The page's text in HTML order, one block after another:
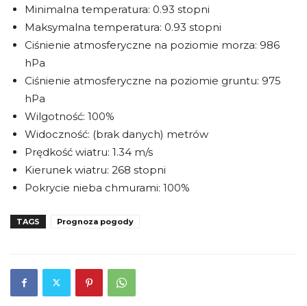
Minimalna temperatura: 0.93 stopni
Maksymalna temperatura: 0.93 stopni
Ciśnienie atmosferyczne na poziomie morza: 986
hPa
Ciśnienie atmosferyczne na poziomie gruntu: 975
hPa
Wilgotność: 100%
Widoczność: (brak danych) metrów
Prędkość wiatru: 1.34 m/s
Kierunek wiatru: 268 stopni
Pokrycie nieba chmurami: 100%
TAGS Prognoza pogody